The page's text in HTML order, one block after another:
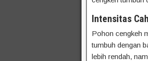
Intensitas
Pohon cengkeh
tumbuh dengan
lebih rendah,